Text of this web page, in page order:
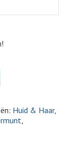
Huid & Haar,
,